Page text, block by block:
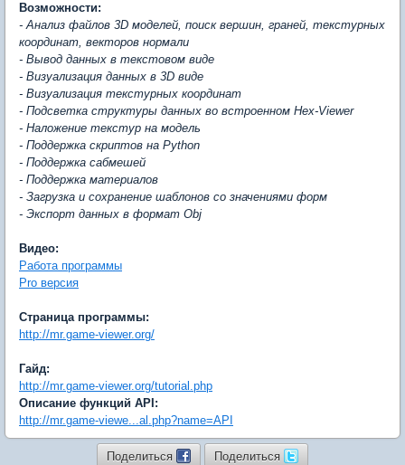
Возможности:
- Анализ файлов 3D моделей, поиск вершин, граней, текстурных
координат, векторов нормали
- Вывод данных в текстовом виде
- Визуализация данных в 3D виде
- Визуализация текстурных координат
- Подсветка структуры данных во встроенном Hex-Viewer
- Наложение текстур на модель
- Поддержка скриптов на Python
- Поддержка сабмешей
- Поддержка материалов
- Загрузка и сохранение шаблонов со значениями форм
- Экспорт данных в формат Obj
Видео:
Работа программы
Pro версия
Страница программы:
http://mr.game-viewer.org/
Гайд:
http://mr.game-viewer.org/tutorial.php
Описание функций API:
http://mr.game-viewe...al.php?name=API
Поделиться Поделиться